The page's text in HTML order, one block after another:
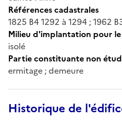
Références cadastrales
1825 B4 1292 à 1294 ; 1962
Milieu d'implantation pour
isolé
Partie constituante non
ermitage ; demeure
Historique de